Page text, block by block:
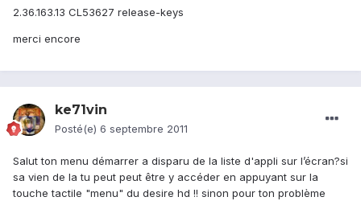
2.36.163.13 CL53627 release-keys
merci encore
ke71vin
Posté(e) 6 septembre 2011
Salut ton menu démarrer a disparu de la liste d'appli sur l’écran?si
sa vien de la tu peut peut être y accéder en appuyant sur la
touche tactile "menu" du desire hd !! sinon pour ton problème